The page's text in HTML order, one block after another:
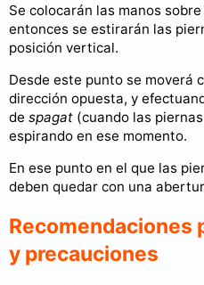
Se colocarán las manos
entonces se estirarán las
posición vertical.
Desde este punto se moverá
dirección opuesta, y
de spagat (cuando las
espirando en ese momento.
En ese punto en el que las
deben quedar con una
Recomendaciones
y precauciones